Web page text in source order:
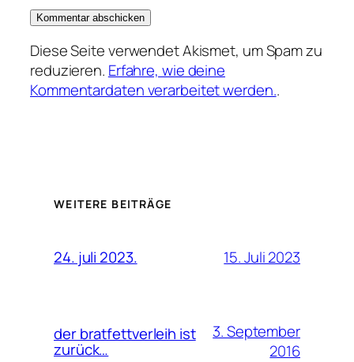
Diese Seite verwendet Akismet, um Spam zu
reduzieren. Erfahre, wie deine
Kommentardaten verarbeitet werden..
WEITERE BEITRÄGE
24. juli 2023. 15. Juli 2023
der bratfettverleih ist
zurück…
3. September
2016